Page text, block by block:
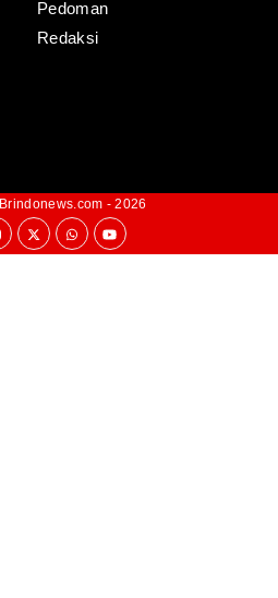
Pedoman
Redaksi
Brindonews.com - 2026